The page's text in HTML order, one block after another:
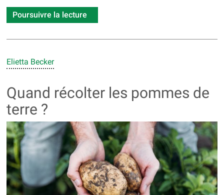
Poursuivre la lecture
Elietta Becker
Quand récolter les pommes de
terre ?